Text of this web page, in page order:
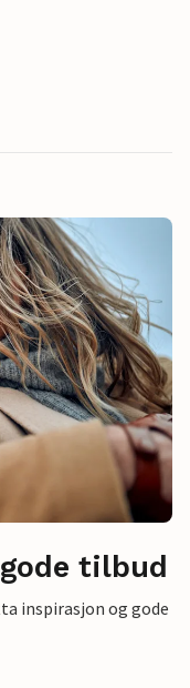
tilbud
inspirasjon og gode